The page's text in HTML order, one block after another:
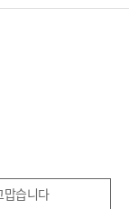
맙습니다